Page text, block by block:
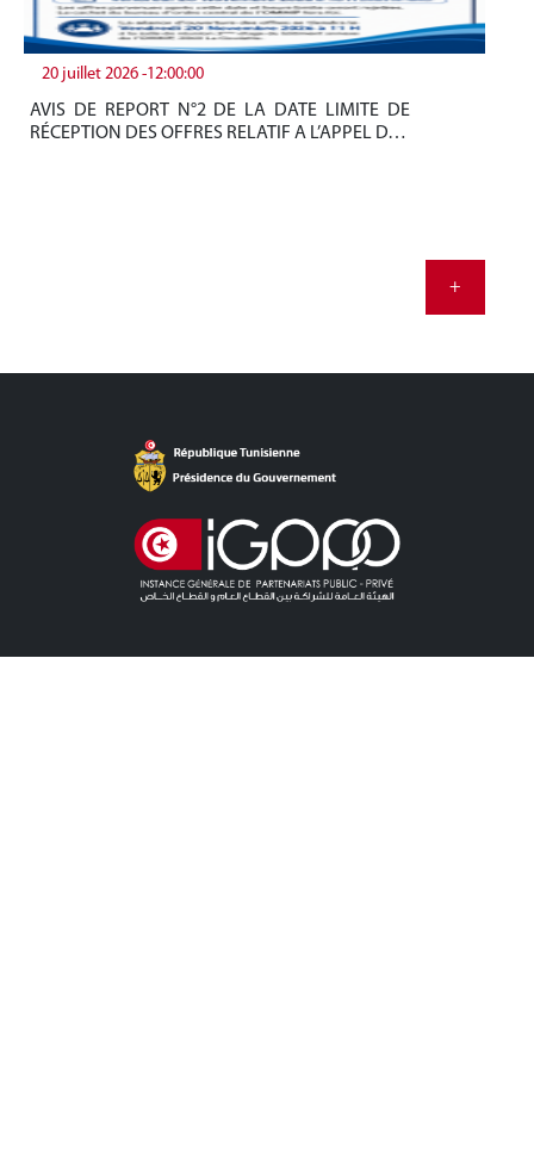
20 juillet 2026 -12:00:00
AVIS DE REPORT N°2 DE LA DATE LIMITE DE
RÉCEPTION DES OFFRES RELATIF A L’APPEL D…
+